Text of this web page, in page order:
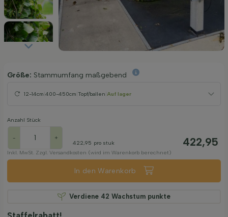
Größe: Stammumfang maßgebend
12-14cm 400-450cm Topf/ballen Auf lager
Anzahl Stück
- +
422,95 pro stuk 422,95
Inkl. MwSt. Zzgl. Versandkosten (wird im Warenkorb berechnet)
In den Warenkorb
Verdiene 42 Wachstum punkte